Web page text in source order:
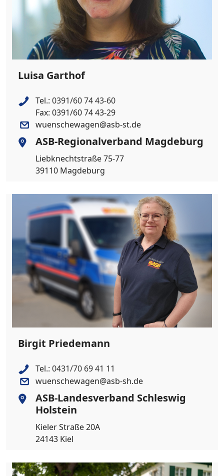
Luisa Garthof
Tel.: 0391/60 74 43-60
Fax: 0391/60 74 43-29
wuenschewagen@asb-st.de
ASB-Regionalverband Magdeburg
Liebknechtstraße 75-77
39110 Magdeburg
Birgit Priedemann
Tel.: 0431/70 69 41 11
wuenschewagen@asb-sh.de
ASB-Landesverband Schleswig
Holstein
Kieler Straße 20A
24143 Kiel